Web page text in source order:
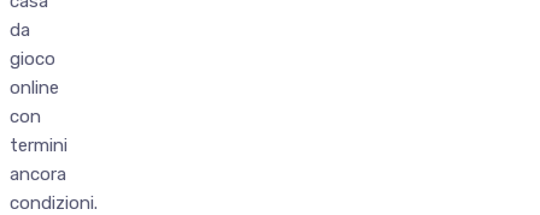
da
gioco
online
con
termini
ancora
condizioni.